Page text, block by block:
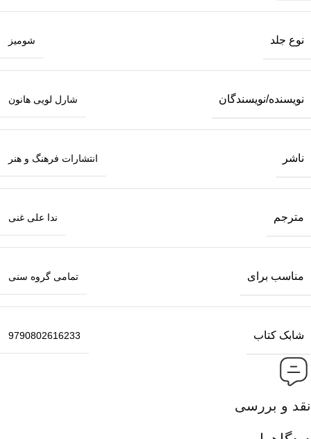
نوع جلد شومیز
نویسنده/نویسندگان شارل لویی هانون
ناشر انتشارات فرهنگ و هنر
مترجم ندا علی غنی
مناسب برای تمامی گروه سنی
شابک کتاب 9790802616233
نقد و بررسی